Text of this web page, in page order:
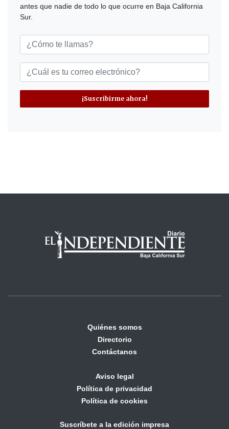
antes que nadie de todo lo que ocurre en Baja California
Sur.
¡Suscribirme ahora!
Quiénes somos
Directorio
Contáctanos
Aviso legal
Política de privacidad
Política de cookies
Suscríbete a la edición impresa